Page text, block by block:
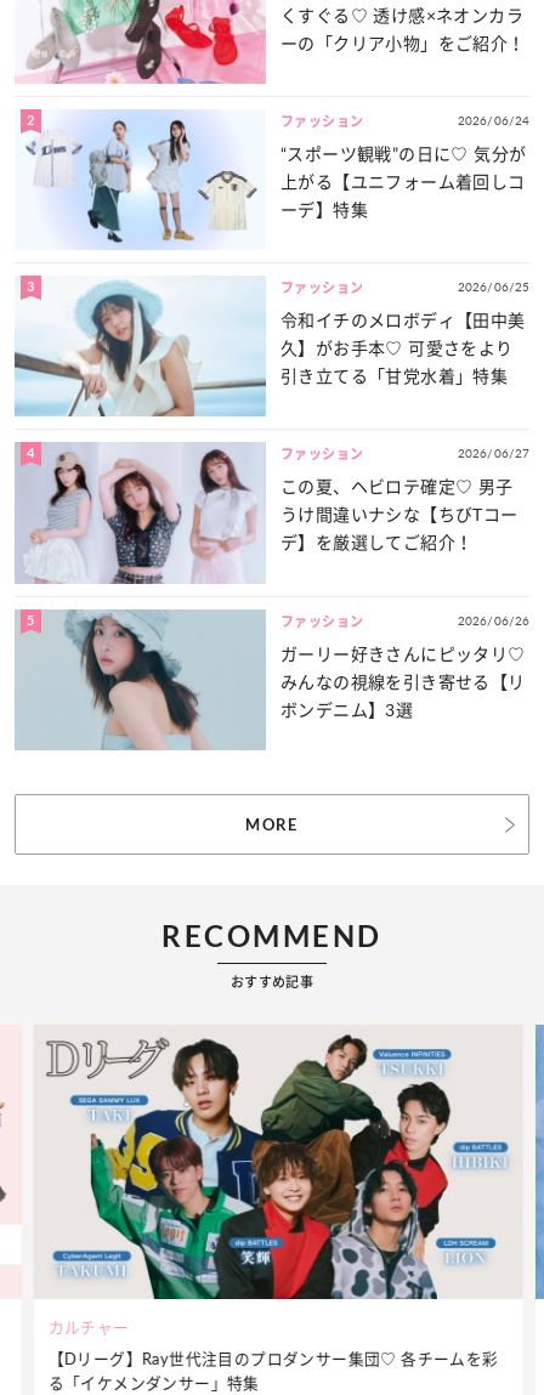
くすぐる♡ 透け感×ネオンカラ
ーの「クリア小物」をご紹介！
2 ファッション 2026/06/24
“スポーツ観戦”の日に♡ 気分が
上がる【ユニフォーム着回しコ
ーデ】特集
3 ファッション 2026/06/25
令和イチのメロボディ【田中美
久】がお手本♡ 可愛さをより
引き立てる「甘党水着」特集
4 ファッション 2026/06/27
この夏、ヘビロテ確定♡ 男子
うけ間違いナシな【ちびTコー
デ】を厳選してご紹介！
5 ファッション 2026/06/26
ガーリー好きさんにピッタリ♡
みんなの視線を引き寄せる【リ
ボンデニム】3選
MORE
RECOMMEND
おすすめ記事
ビューティー
夏だからこそ“水分”が大切！くずれないメイクをつくる【保
ケア】アイテム3選